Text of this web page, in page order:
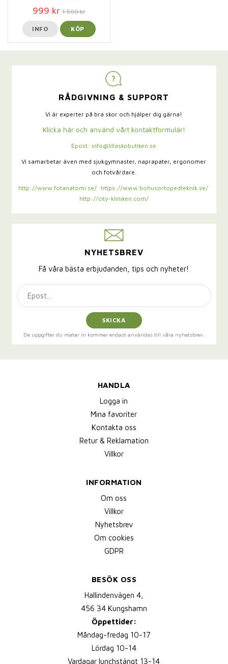
999 kr 1 500 kr
INFO KÖP
RÅDGIVNING & SUPPORT
Vi är experter på bra skor och hjälper dig gärna!
Klicka här och använd vårt kontaktformulär!
Epost: info@lillaskobutiken.se
Vi samarbetar även med sjukgymnaster, naprapater, ergonomer
och fotvårdare.
http://www.fotanatomi.se/
https://www.bohusortopedteknik.se/
http://city-kliniken.com/
NYHETSBREV
Få våra bästa erbjudanden, tips och nyheter!
SKICKA
De uppgifter du matar in kommer endast användas till våra nyhetsbrev.
HANDLA
Logga in
Mina favoriter
Kontakta oss
Retur & Reklamation
Villkor
INFORMATION
Om oss
Villkor
Nyhetsbrev
Om cookies
GDPR
BESÖK OSS
Hallindenvägen 4,
456 34 Kungshamn
Öppettider:
Måndag-fredag 10-17
Lördag 10-14
Vardagar lunchstängt 13-14